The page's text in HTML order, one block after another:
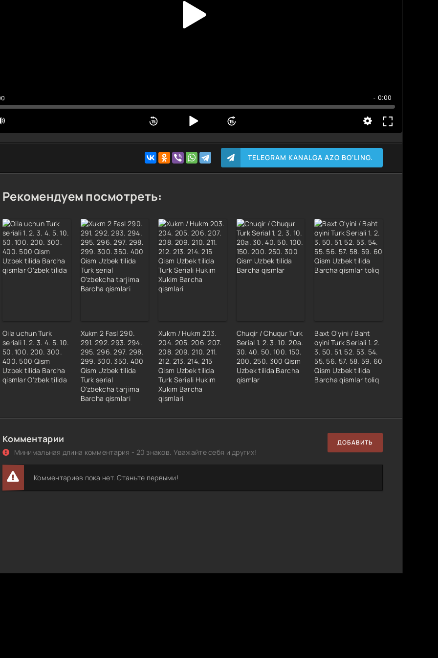
- 0:00
Qism 2 fasl 6 qism
TELEGRAM KANALGA AZO BO'LING.
Рекомендуем посмотреть:
Oila uchun Turk
seriali 1. 2. 3. 4. 5. 10.
50. 100. 200. 300.
400. 500 Qism
Uzbek tilida Barcha
qismlar O'zbek tilida
Xukm 2 Fasl 290.
291. 292. 293. 294.
295. 296. 297. 298.
299. 300. 350. 400
Qism Uzbek tilida
Turk serial
O'zbekcha tarjima
Barcha qismlari
Xukm / Hukm 203.
204. 205. 206. 207.
208. 209. 210. 211.
212. 213. 214. 215
Qism Uzbek tilida
Turk Seriali Hukim
Xukim Barcha
qismlari
Chuqir / Chuqur Turk
Serial 1. 2. 3. 10. 20a.
30. 40. 50. 100. 150.
200. 250. 300 Qism
Uzbek tilida Barcha
qismlar
Baxt O'yini / Baht
oyini Turk Seriali 1. 2.
3. 50. 51. 52. 53. 54.
55. 56. 57. 58. 59. 60
Qism Uzbek tilida
Barcha qismlar toliq
Комментарии
Минимальная длина комментария - 20 знаков. Уважайте себя и других!
ДОБАВИТЬ
Комментариев пока нет. Станьте первыми!